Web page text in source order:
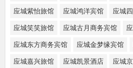
应城紫怡旅馆 应城鸿洋宾馆 应城
应城笑笑旅馆 应城古月商务宾馆
应城东方商务宾馆 应城金梦缘宾馆
应城嘉兴旅馆 应城凯景酒店 应城